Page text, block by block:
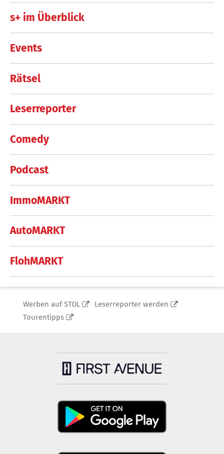
s+ im Überblick
Events
Rätsel
Leserreporter
Comedy
Podcast
ImmoMARKT
AutoMARKT
FlohMARKT
Werben auf STOL
Leserreporter werden
Tourentipps